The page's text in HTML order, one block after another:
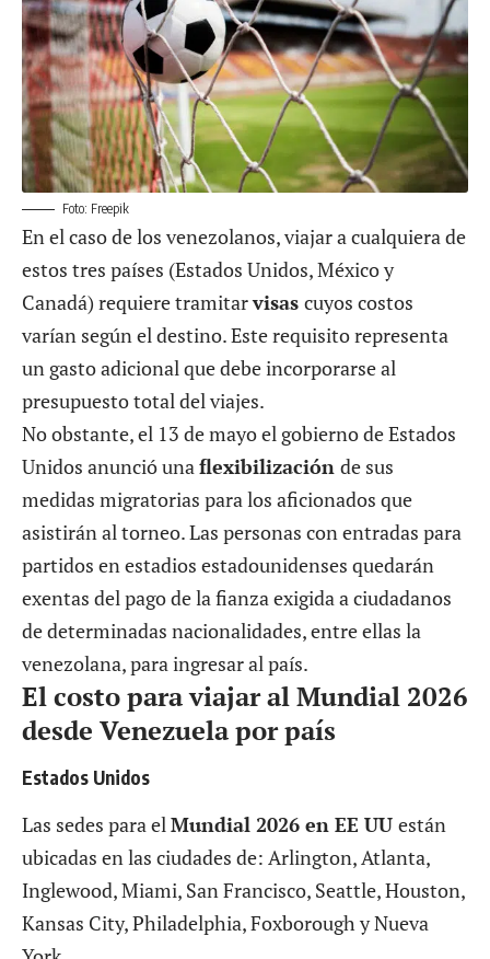
Foto: Freepik
En el caso de los venezolanos, viajar a cualquiera de
estos tres países (Estados Unidos, México y
Canadá) requiere tramitarvisas cuyos costos
varían según el destino. Este requisito representa
un gasto adicional que debe incorporarse al
presupuesto total del viajes.
No obstante, el 13 de mayo el gobierno de Estados
Unidos anunció una flexibilización de sus
medidas migratorias para los aficionados que
asistirán al torneo. Las personas con entradas para
partidos en estadios estadounidenses quedarán
exentas del pago de la fianza exigida a ciudadanos
de determinadas nacionalidades, entre ellas la
venezolana, para ingresar al país.
El costo para viajar al Mundial 2026
desde Venezuela por país
Estados Unidos
Las sedes para elMundial 2026 en EE UU están
ubicadas en las ciudades de: Arlington, Atlanta,
Inglewood, Miami, San Francisco, Seattle, Houston,
Kansas City, Philadelphia, Foxborough y Nueva